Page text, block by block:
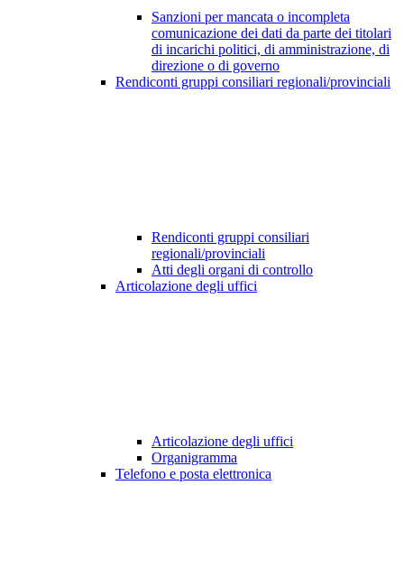
Sanzioni per mancata o incompleta
comunicazione dei dati da parte dei titolari
di incarichi politici, di amministrazione, di
direzione o di governo
Rendiconti gruppi consiliari regionali/provinciali
Rendiconti gruppi consiliari
regionali/provinciali
Atti degli organi di controllo
Articolazione degli uffici
Articolazione degli uffici
Organigramma
Telefono e posta elettronica